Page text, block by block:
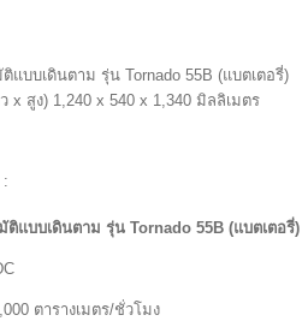
แบบเดินตาม รุ่น Tornado 55B (แบตเตอรี่)
x สูง) 1,240 x 540 x 1,340 มิลลิเมตร
:
แบบเดินตาม รุ่น Tornado 55B (แบตเตอรี่)
ตารางเมตร/ชั่วโมง